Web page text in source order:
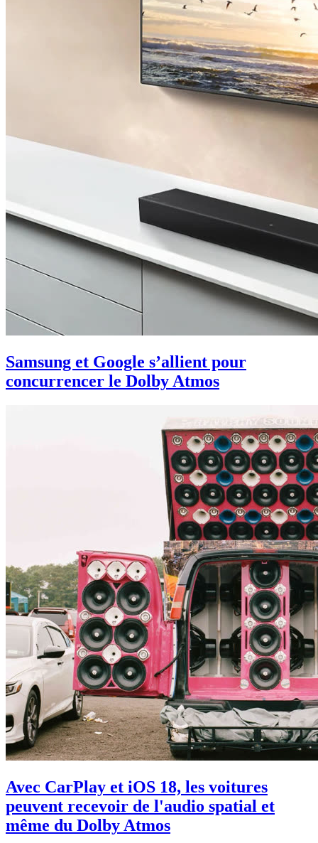
Samsung et Google s’allient pour
concurrencer le Dolby Atmos
Avec CarPlay et iOS 18, les voitures
peuvent recevoir de l'audio spatial et
même du Dolby Atmos